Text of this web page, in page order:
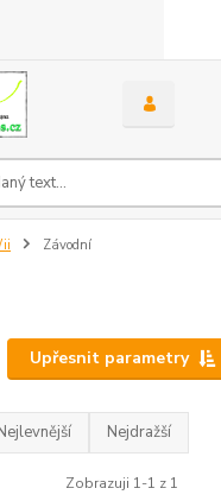
Závodní
Upřesnit parametry
Nejdražší
Zobrazuji 1-1 z 1